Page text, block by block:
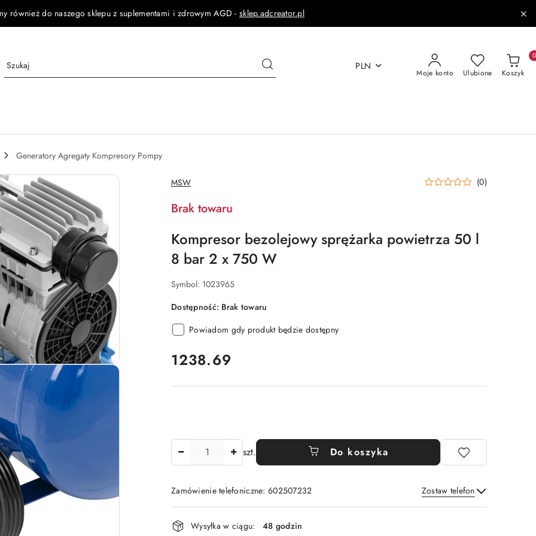
również do naszego sklepu z suplementami i zdrowym AGD - sklep.adcreator.pl
PLN
Moje konto Ulubione Koszyk
0
Generatory Agregaty Kompresory Pompy
NAZWA
PRODUCENTA:
MSW (0)
Brak towaru
Kompresor bezolejowy sprężarka powietrza 50 l
8 bar 2 x 750 W
Symbol: 1023965
Dostępność: Brak towaru
Powiadom gdy produkt będzie dostępny
cena:
1238.69
szt. Do koszyka
Zamówienie telefoniczne: 602507232 Zostaw telefon
Wyślij
Dostępność
Wysyłka w ciągu:
48 godzin